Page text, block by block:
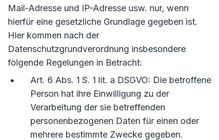
Mail-Adresse und IP-Adresse usw. nur, wenn
hierfür eine gesetzliche Grundlage gegeben ist.
Hier kommen nach der
Datenschutzgrundverordnung insbesondere
folgende Regelungen in Betracht:
Art. 6 Abs. 1 S. 1 lit. a DSGVO: Die betroffene
Person hat ihre Einwilligung zu der
Verarbeitung der sie betreffenden
personenbezogenen Daten für einen oder
mehrere bestimmte Zwecke gegeben.